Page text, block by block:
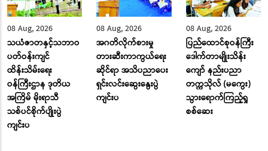
08 Aug, 2026
သယံဇာတနှင့်သဘာဝ
ပတ်ဝန်းကျင်
ထိန်းသိမ်းရေး
ဝန်ကြီးဌာန ဒုတိယ
အကြိမ် မိုးရာသီ
သစ်ပင်စိုက်ပျိုးပွဲ
ကျင်းပ
08 Aug, 2026
အဂတိလိုက်စားမှု
တားဆီးကာကွယ်ရေး
ဆိုင်ရာ အသိပညာပေး
ရှင်းလင်းဆွေးနွေးပွဲ
ကျင်းပ
08 Aug, 2026
ပြည်ထောင်စုဝန်ကြီး
ဒေါက်တာမျိုးသိန်း
ကျော် နည်းပညာ
တက္ကသိုလ် (မကွေး)
သွားရောက်ကြည့်ရှု
စစ်ဆေး